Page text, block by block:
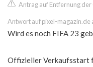
Antrag auf Entfernung der
Antwort auf pixel-magazin.de
Wird es noch FIFA 23
Offizieller Verkaufsstart